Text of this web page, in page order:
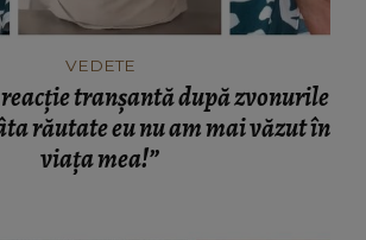
VEDETE
tranșantă după zvonurile
răutate eu nu am mai văzut în
viața mea!”